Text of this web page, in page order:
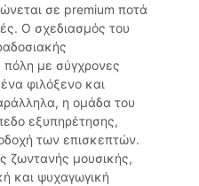
σε premium ποτά
Ο σχεδιασμός του
πόλη με σύγχρονες
φιλόξενο και
η ομάδα του
εξυπηρέτησης,
των επισκεπτών.
ζωντανής μουσικής,
και ψυχαγωγική